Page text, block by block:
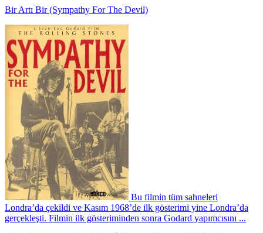
Bir Artı Bir (Sympathy For The Devil)
Bu filmin tüm sahneleri
Londra’da çekildi ve Kasım 1968’de ilk gösterimi yine Londra’da
gerçekleşti. Filmin ilk gösteriminden sonra Godard yapımcısını ...